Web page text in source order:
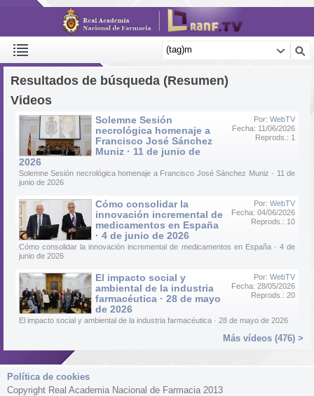
Resultados de búsqueda (Resumen)
Videos
Por: WebTV
Fecha: 11/06/2026
Reprods.: 1
Solemne Sesión
necrológica homenaje a
Francisco José Sánchez
Muniz · 11 de junio de
2026
Solemne Sesión necrológica homenaje a Francisco José Sánchez Muniz · 11 de
junio de 2026
Por: WebTV
Fecha: 04/06/2026
Reprods.: 10
Cómo consolidar la
innovación incremental de
medicamentos en España
· 4 de junio de 2026
Cómo consolidar la innovación incremental de medicamentos en España · 4 de
junio de 2026
Por: WebTV
Fecha: 28/05/2026
Reprods.: 20
El impacto social y
ambiental de la industria
farmacéutica · 28 de mayo
de 2026
El impacto social y ambiental de la industria farmacéutica · 28 de mayo de 2026
Más vídeos (476) >
Política de cookies
Copyright Real Academia Nacional de Farmacia 2013